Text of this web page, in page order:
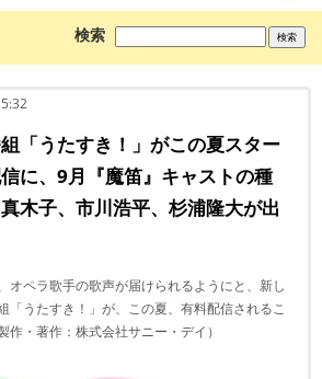
検索
を
「うたすき！」がこの夏スター
に、9月『魔笛』キャストの種
木子、市川浩平、杉浦隆大が出
オペラ歌手の歌声が届けられるようにと、新し
「うたすき！」が、この夏、有料配信されるこ
作・著作：株式会社サニー・デイ）